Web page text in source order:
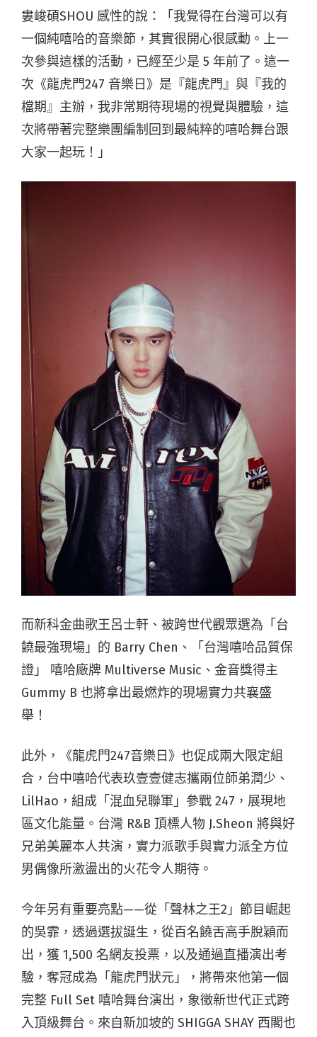
婁峻碩SHOU 感性的說：「我覺得在台灣可以有
一個純嘻哈的音樂節，其實很開心很感動。上一
次參與這樣的活動，已經至少是 5 年前了。這一
次《龍虎門247 音樂日》是『龍虎門』與『我的
檔期』主辦，我非常期待現場的視覺與體驗，這
次將帶著完整樂團編制回到最純粹的嘻哈舞台跟
大家一起玩！」
而新科金曲歌王呂士軒、被跨世代觀眾選為「台
饒最強現場」的 Barry Chen、「台灣嘻哈品質保
證」 嘻哈廠牌 Multiverse Music、金音獎得主
Gummy B 也將拿出最燃炸的現場實力共襄盛
舉！
此外，《龍虎門247音樂日》也促成兩大限定組
合，台中嘻哈代表玖壹壹健志攜兩位師弟潤少、
LilHao，組成「混血兒聯軍」參戰 247，展現地
區文化能量。台灣 R&B 頂標人物 J.Sheon 將與好
兄弟美麗本人共演，實力派歌手與實力派全方位
男偶像所激盪出的火花令人期待。
今年另有重要亮點——從「聲林之王2」節目崛起
的吳霏，透過選拔誕生，從百名饒舌高手脫穎而
出，獲 1,500 名網友投票，以及通過直播演出考
驗，奪冠成為「龍虎門狀元」，將帶來他第一個
完整 Full Set 嘻哈舞台演出，象徵新世代正式跨
入頂級舞台。來自新加坡的 SHIGGA SHAY 西閣也